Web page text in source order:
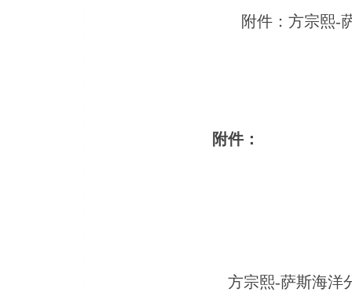
附件： 方宗熙-
附件：
方宗熙-萨斯海洋